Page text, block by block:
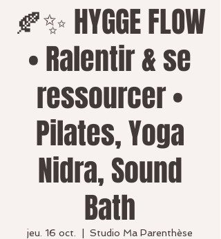
🍂✨ HYGGE FLOW
• Ralentir & se
ressourcer •
Pilates, Yoga
Nidra, Sound
Bath
jeu. 16 oct. Studio Ma Parenthèse